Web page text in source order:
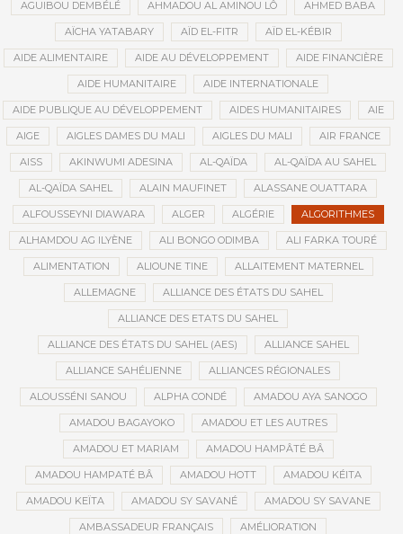
AGUIBOU DEMBÉLÉ AHMADOU AL AMINOU LÔ AHMED BABA
AÏCHA YATABARY AÏD EL-FITR AÏD EL-KÉBIR
AIDE ALIMENTAIRE AIDE AU DÉVELOPPEMENT AIDE FINANCIÈRE
AIDE HUMANITAIRE AIDE INTERNATIONALE
AIDE PUBLIQUE AU DÉVELOPPEMENT AIDES HUMANITAIRES AIE
AIGE AIGLES DAMES DU MALI AIGLES DU MALI AIR FRANCE
AISS AKINWUMI ADESINA AL-QAÏDA AL-QAÏDA AU SAHEL
AL-QAÏDA SAHEL ALAIN MAUFINET ALASSANE OUATTARA
ALFOUSSEYNI DIAWARA ALGER ALGÉRIE ALGORITHMES
ALHAMDOU AG ILYÈNE ALI BONGO ODIMBA ALI FARKA TOURÉ
ALIMENTATION ALIOUNE TINE ALLAITEMENT MATERNEL
ALLEMAGNE ALLIANCE DES ÉTATS DU SAHEL
ALLIANCE DES ETATS DU SAHEL
ALLIANCE DES ÉTATS DU SAHEL (AES) ALLIANCE SAHEL
ALLIANCE SAHÉLIENNE ALLIANCES RÉGIONALES
ALOUSSÉNI SANOU ALPHA CONDÉ AMADOU AYA SANOGO
AMADOU BAGAYOKO AMADOU ET LES AUTRES
AMADOU ET MARIAM AMADOU HAMPÂTÉ BÂ
AMADOU HAMPATÉ BÂ AMADOU HOTT AMADOU KÉITA
AMADOU KEÏTA AMADOU SY SAVANÉ AMADOU SY SAVANE
AMBASSADEUR FRANÇAIS AMÉLIORATION